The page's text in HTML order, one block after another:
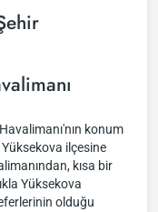
konum
ilçesine
kısa bir
Yüksekova
olduğu